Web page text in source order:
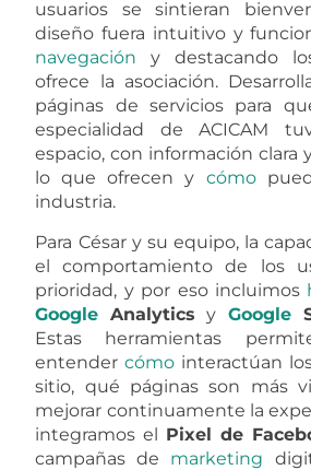
usuarios se sintieran
diseño fuera intuitivo y
navegación y destacando
ofrece la asociación.
páginas de servicios para
especialidad de ACICAM
espacio, con información clara
lo que ofrecen y cómo
industria.
Para César y su equipo, la
el comportamiento de los
prioridad, y por eso incluimos
Google Analytics y Google
Estas herramientas
entendercómo interactúan
sitio, qué páginas son más
mejorar continuamente la
integramos el Pixel de
campañas de marketing